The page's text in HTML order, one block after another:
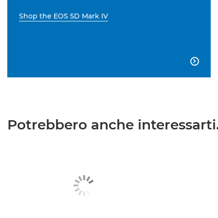
Shop the EOS 5D Mark IV

Potrebbero anche